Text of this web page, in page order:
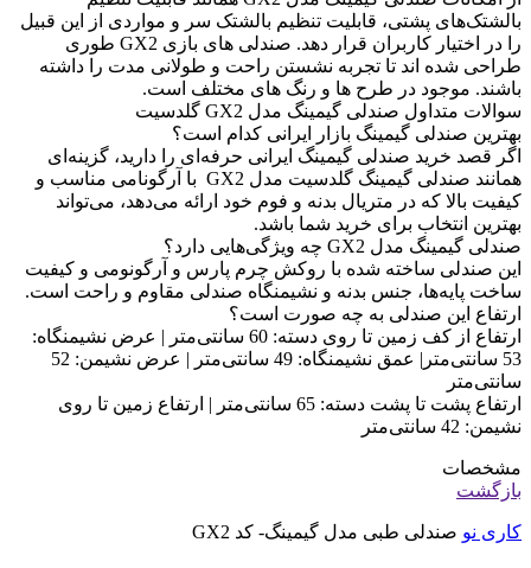
بالشتک‌های پشتی، قابلیت تنظیم بالشتک سر و مواردی از این قبیل
را در اختیار کاربران قرار دهد. صندلی های بازی GX2 طوری
طراحی شده اند تا تجربه نشستن راحت و طولانی مدت را داشته
باشند. موجود در طرح ها و رنگ های مختلف است.
سوالات متداول صندلی گیمینگ مدل GX2 گلدسیت
بهترین صندلی گیمینگ بازار ایرانی کدام است؟
اگر قصد خرید صندلی گیمینگ ایرانی حرفه‌ای را دارید، گزینه‌ای
همانند صندلی گیمینگ گلدسیت مدل GX2 با آرگونامی مناسب و
کیفیت بالا که در متریال بدنه و فوم خود ارائه می‌دهد، می‌تواند
بهترین انتخاب برای خرید شما باشد.
صندلی گیمینگ مدل GX2 چه ویژگی‌هایی دارد؟
این صندلی ساخته شده با روکش چرم پارس و آرگونومی و کیفیت
ساخت پایه‌ها، جنس بدنه و نشیمنگاه صندلی مقاوم و راحت است.
ارتفاع این صندلی به چه صورت است؟
ارتفاع از کف زمین تا روی دسته: 60 سانتی‌متر | عرض نشیمنگاه:
53 سانتی‌متر| عمق نشیمنگاه: 49 سانتی‌متر | عرض نشیمن: 52
سانتی‌متر
ارتفاع پشت تا پشت دسته: 65 سانتی‌متر | ارتفاع زمین تا روی
نشیمن: 42 سانتی‌متر
مشخصات
بازگشت
کاری نو صندلی طبی مدل گیمینگ- کد GX2